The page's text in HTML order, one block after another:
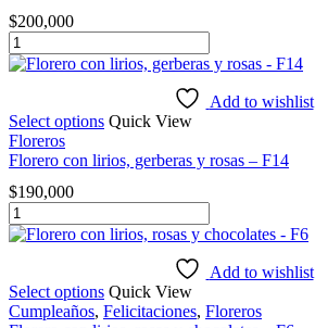
$200,000
Florero
con
F11
cantidad
Add to wishlist
Select options Quick View
Floreros
Florero con lirios, gerberas y rosas – F14
$190,000
Florero
con
y
rosas
Add to wishlist
Select options Quick View
Cumpleaños, Felicitaciones, Floreros